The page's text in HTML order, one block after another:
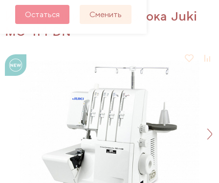
Остаться Сменить
Инструкции для оверлока Juki
MO-114 DN